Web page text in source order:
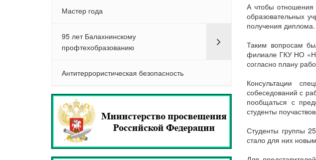
Мастер года
95 лет Балахнинскому
профтехобразованию
Антитеррористическая безопасность
А чтобы
образовательных
получения диплома.
Таким вопросам
филиале ГКУ НО
согласно плану
Консультации
собеседований с
пообщаться с
студенты
Студенты группы
стало для них